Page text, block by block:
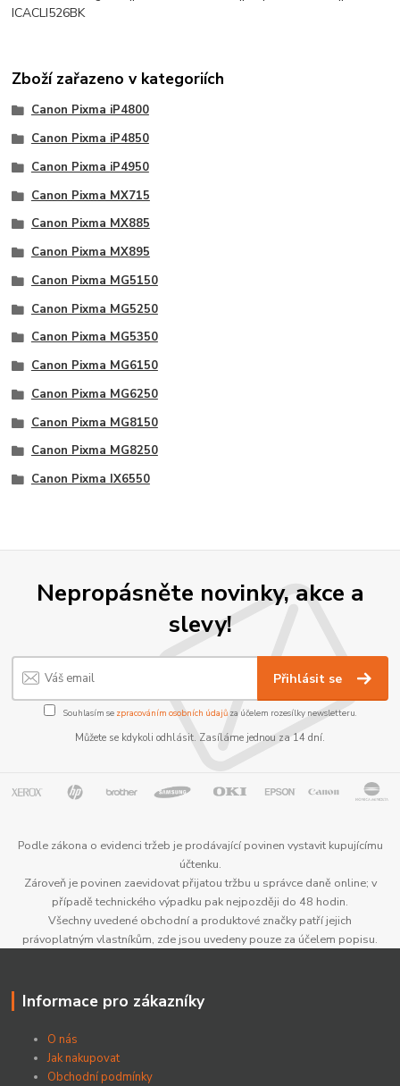
ICACLI526BK
Zboží zařazeno v kategoriích
Canon Pixma iP4800
Canon Pixma iP4850
Canon Pixma iP4950
Canon Pixma MX715
Canon Pixma MX885
Canon Pixma MX895
Canon Pixma MG5150
Canon Pixma MG5250
Canon Pixma MG5350
Canon Pixma MG6150
Canon Pixma MG6250
Canon Pixma MG8150
Canon Pixma MG8250
Canon Pixma IX6550
Nepropásněte novinky, akce a
slevy!
Přihlásit se
Souhlasím se zpracováním osobních údajůza účelem rozesílky newsletteru.
Můžete se kdykoli odhlásit. Zasíláme jednou za 14 dní.
Podle zákona o evidenci tržeb je prodávající povinen vystavit kupujícímu
účtenku.
Zároveň je povinen zaevidovat přijatou tržbu u správce daně online; v
případě technického výpadku pak nejpozději do 48 hodin.
Všechny uvedené obchodní a produktové značky patří jejich
právoplatným vlastníkům, zde jsou uvedeny pouze za účelem popisu.
Informace pro zákazníky
O nás
Jak nakupovat
Obchodní podmínky